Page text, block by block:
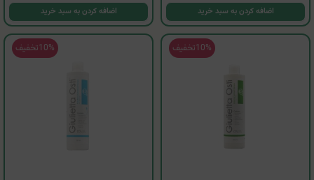
اضافه کردن به سبد خرید اضافه کردن به سبد خرید
10%تخفیف 10%تخفیف